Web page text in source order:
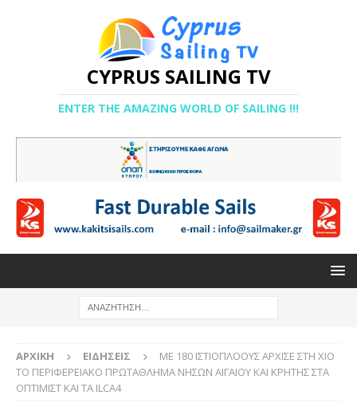
CYPRUS SAILING TV
ENTER THE AMAZING WORLD OF SAILING !!!
ΑΡΧΙΚΉ ΕΙΔΉΣΕΙΣ
ΜΕ 180 ΙΣΤΙΟΠΛΟΟΥΣ ΑΡΧΙΣΕ ΣΤΗ ΧΙΟ
ΤΟ ΠΕΡΙΦΕΡΕΙΑΚΟ ΠΡΩΤΑΘΛΗΜΑ ΝΗΣΩΝ ΑΙΓΑΙΟΥ ΚΑΙ ΚΡΗΤΗΣ ΣΤΑ
ΟΠΤΙΜΙΣΤ ΚΑΙ ΤΑ ILCA4